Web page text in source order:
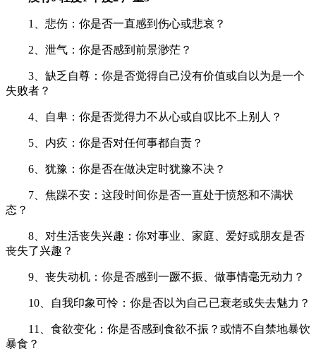
1、悲伤：你是否一直感到伤心或悲哀？
2、泄气：你是否感到前景渺茫？
3、缺乏自尊：你是否觉得自己没有价值或自以为是一个
失败者？
4、自卑：你是否觉得力不从心或自叹比不上别人？
5、内疚：你是否对任何事都自责？
6、犹豫：你是否在做决定时犹豫不决？
7、焦躁不安：这段时间你是否一直处于愤怒和不满状
态？
8、对生活丧失兴趣：你对事业、家庭、爱好或朋友是否
丧失了兴趣？
9、丧失动机：你是否感到一蹶不振、做事情毫无动力？
10、自我印象可怜：你是否以为自己已衰老或失去魅力？
11、食欲变化：你是否感到食欲不振？或情不自禁地暴饮
暴食？